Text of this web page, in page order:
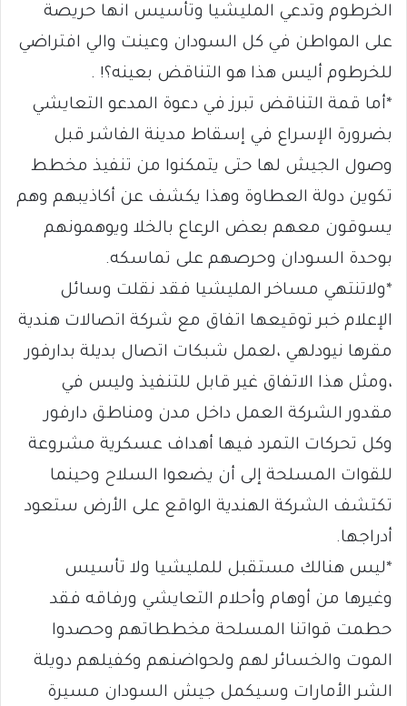
الخرطوم وتدعي المليشيا وتأسيس انها حريصة
على المواطن في كل السودان وعينت والي افتراضي
للخرطوم أليس هذا هو التناقض بعينه؟! .
*أما قمة التناقض تبرز في دعوة المدعو التعايشي
بضرورة الإسراع في إسقاط مدينة الفاشر قبل
وصول الجيش لها حتى يتمكنوا من تنفيذ مخطط
تكوين دولة العطاوة وهذا يكشف عن أكاذيبهم وهم
يسوقون معهم بعض الرعاع بالخلا ويوهمونهم
بوحدة السودان وحرصهم على تماسكه.
*ولاتنتهي مساخر المليشيا فقد نقلت وسائل
الإعلام خبر توقيعها اتفاق مع شركة اتصالات هندية
مقرها نيودلهي ،لعمل شبكات اتصال بديلة بدارفور
،ومثل هذا الاتفاق غير قابل للتنفيذ وليس في
مقدور الشركة العمل داخل مدن ومناطق دارفور
وكل تحركات التمرد فيها أهداف عسكرية مشروعة
للقوات المسلحة إلى أن يضعوا السلاح وحينما
تكتشف الشركة الهندية الواقع على الأرض ستعود
أدراجها.
*ليس هنالك مستقبل للمليشيا ولا تأسيس
وغيرها من أوهام وأحلام التعايشي ورفاقه فقد
حطمت قواتنا المسلحة مخططاتهم وحصدوا
الموت والخسائر لهم ولحواضنهم وكفيلهم دويلة
الشر الأمارات وسيكمل جيش السودان مسيرة